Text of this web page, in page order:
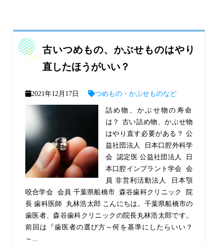
古いつめもの、かぶせものはやり
直したほうがいい？
2021年12月17日 つめもの・かぶせものなど
詰め物、かぶせ物の寿命
は？ 古い詰め物、かぶせ物
はやり直す必要がある？ 公
益社団法人 日本口腔外科学
会 認定医 公益社団法人 日
本口腔インプラント学会 会
員 非営利活動法人 日本顎
咬合学会 会員 千葉県船橋市 森谷歯科クリニック 院
長 歯科医師 丸林浩太郎 こんにちは。千葉県船橋市の
歯医者、森谷歯科クリニックの院長丸林浩太郎です。
前回は『歯医者の選び方～何を基準にしたらいい？
～...